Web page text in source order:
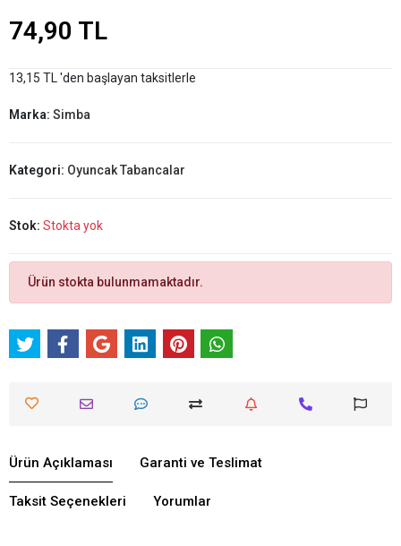
74,90 TL
13,15 TL 'den başlayan taksitlerle
Marka: Simba
Kategori: Oyuncak Tabancalar
Stok: Stokta yok
Ürün stokta bulunmamaktadır.
Ürün Açıklaması Garanti ve Teslimat
Taksit Seçenekleri Yorumlar